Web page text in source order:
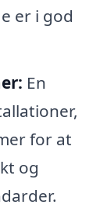
er i god
En
for at
og